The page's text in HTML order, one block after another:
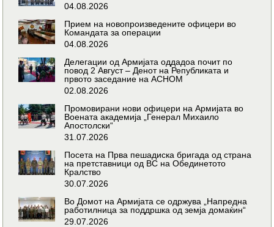
04.08.2026
Прием на новопроизведените офицери во
Командата за операции
04.08.2026
Делегации од Армијата оддадоа почит по
повод 2 Август – Денот на Републиката и
првото заседание на АСНОМ
02.08.2026
Промовирани нови офицери на Армијата во
Воената академија „Генерал Михаило
Апостолски“
31.07.2026
Посета на Прва пешадиска бригада од страна
на претставници од ВС на Обединетото
Кралство
30.07.2026
Во Домот на Армијата се одржува „Напредна
работилница за поддршка од земја домаќин“
29.07.2026